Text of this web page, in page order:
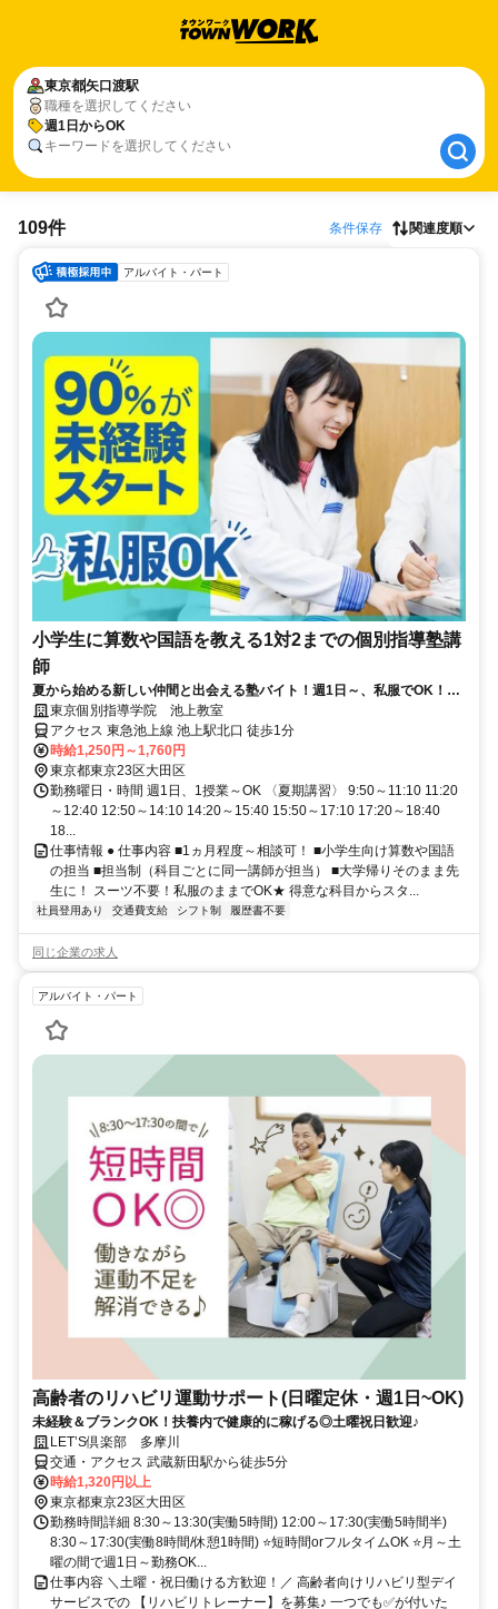
東京都矢口渡駅
職種を選択してください
週1日からOK
キーワードを選択してください
東京都矢口渡駅
週1日からOK
109件 条件保存 関連度順
アルバイト・パート
小学生に算数や国語を教える1対2までの個別指導塾講
師
夏から始める新しい仲間と出会える塾バイト！週1日～、私服でOK！テ
ストや帰省なども調整可能！
東京個別指導学院 池上教室
アクセス 東急池上線 池上駅北口 徒歩1分
時給1,250円～1,760円
東京都東京23区大田区
勤務曜日・時間 週1日、1授業～OK 〈夏期講習〉 9:50～11:10 11:20
～12:40 12:50～14:10 14:20～15:40 15:50～17:10 17:20～18:40
18...
仕事情報 ● 仕事内容 ■1ヵ月程度～相談可！ ■小学生向け算数や国語
の担当 ■担当制（科目ごとに同一講師が担当） ■大学帰りそのまま先
生に！ スーツ不要！私服のままでOK★ 得意な科目からスタ...
社員登用あり 交通費支給 シフト制 履歴書不要
同じ企業の求人
アルバイト・パート
高齢者のリハビリ運動サポート(日曜定休・週1日~OK)
未経験＆ブランクOK！扶養内で健康的に稼げる◎土曜祝日歓迎♪
LET’S倶楽部 多摩川
交通・アクセス 武蔵新田駅から徒歩5分
時給1,320円以上
東京都東京23区大田区
勤務時間詳細 8:30～13:30(実働5時間) 12:00～17:30(実働5時間半)
8:30～17:30(実働8時間/休憩1時間) ⭐短時間orフルタイムOK ⭐月～土
曜の間で週1日～勤務OK...
仕事内容 ＼土曜・祝日働ける方歓迎！／ 高齢者向けリハビリ型デイ
サービスでの 【リハビリトレーナー】を募集♪ 一つでも✅が付いた